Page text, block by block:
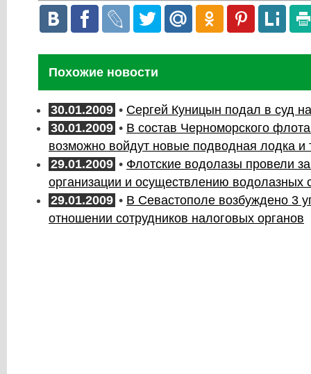
Похожие новости
30.01.2009 • Сергей Куницын подал в суд
30.01.2009 • В состав Черноморского
возможно войдут новые подводная лодка и
29.01.2009 • Флотские водолазы провели
организации и осуществлению водолазных
29.01.2009 • В Севастополе возбуждено 3
отношении сотрудников налоговых органов